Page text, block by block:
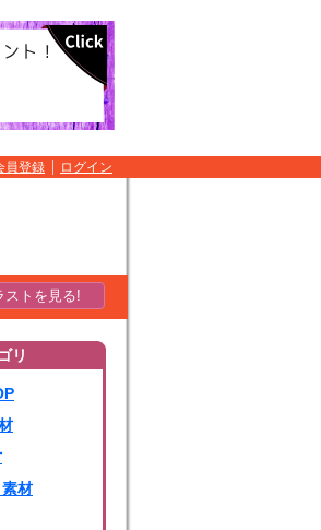
員登録 ログイン
トを見る!
リ
材